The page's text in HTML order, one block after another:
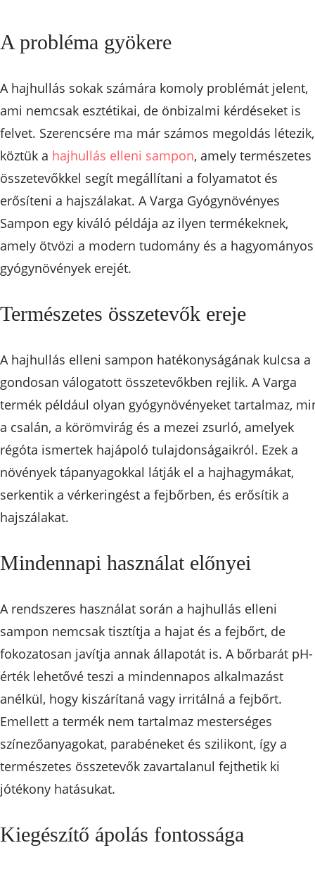
A probléma gyökere
A hajhullás sokak számára komoly problémát jelent,
ami nemcsak esztétikai, de önbizalmi kérdéseket is
felvet. Szerencsére ma már számos megoldás létezik,
köztük a hajhullás elleni sampon, amely természetes
összetevőkkel segít megállítani a folyamatot és
erősíteni a hajszálakat. A Varga Gyógynövényes
Sampon egy kiváló példája az ilyen termékeknek,
amely ötvözi a modern tudomány és a hagyományos
gyógynövények erejét.
Természetes összetevők ereje
A hajhullás elleni sampon hatékonyságának kulcsa a
gondosan válogatott összetevőkben rejlik. A Varga
termék például olyan gyógynövényeket tartalmaz,
a csalán, a körömvirág és a mezei zsurló, amelyek
régóta ismertek hajápoló tulajdonságaikról. Ezek a
növények tápanyagokkal látják el a hajhagymákat,
serkentik a vérkeringést a fejbőrben, és erősítik a
hajszálakat.
Mindennapi használat előnyei
A rendszeres használat során a hajhullás elleni
sampon nemcsak tisztítja a hajat és a fejbőrt, de
fokozatosan javítja annak állapotát is. A bőrbarát pH-
érték lehetővé teszi a mindennapos alkalmazást
anélkül, hogy kiszárítaná vagy irritálná a fejbőrt.
Emellett a termék nem tartalmaz mesterséges
színezőanyagokat, parabéneket és szilikont, így a
természetes összetevők zavartalanul fejthetik ki
jótékony hatásukat.
Kiegészítő ápolás fontossága